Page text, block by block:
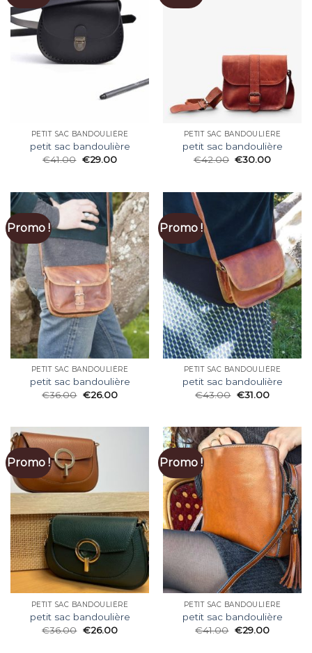
PETIT SAC BANDOULIÈRE
petit sac bandoulière
€41.00 €29.00
PETIT SAC BANDOULIÈRE
petit sac bandoulière
€42.00 €30.00
Promo !
PETIT SAC BANDOULIÈRE
petit sac bandoulière
€36.00 €26.00
Promo !
PETIT SAC BANDOULIÈRE
petit sac bandoulière
€43.00 €31.00
Promo !
PETIT SAC BANDOULIÈRE
petit sac bandoulière
€36.00 €26.00
Promo !
PETIT SAC BANDOULIÈRE
petit sac bandoulière
€41.00 €29.00